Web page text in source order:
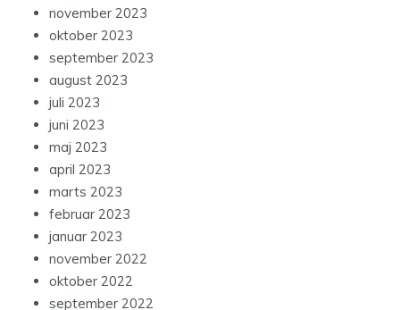
november 2023
oktober 2023
september 2023
august 2023
juli 2023
juni 2023
maj 2023
april 2023
marts 2023
februar 2023
januar 2023
november 2022
oktober 2022
september 2022